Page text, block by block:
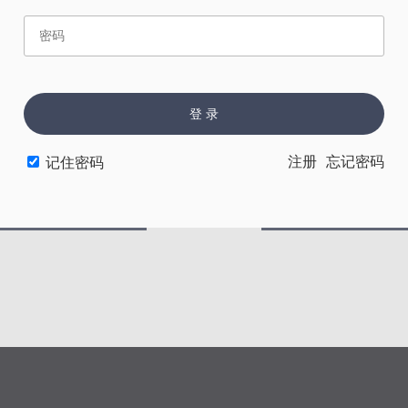
赏 催 票
登 录
记住密码 忘记密码
注册